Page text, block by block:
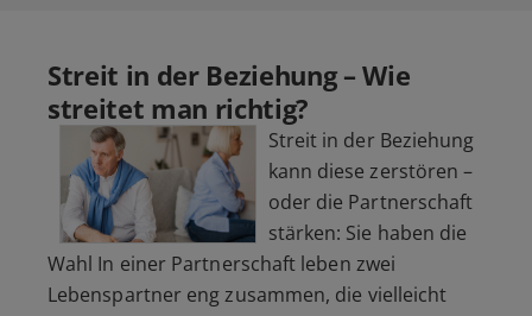
Streit in der Beziehung – Wie
streitet man richtig?
Streit in der Beziehung
kann diese zerstören –
oder die Partnerschaft
stärken: Sie haben die
Wahl In einer Partnerschaft leben zwei
Lebenspartner eng zusammen, die vielleicht